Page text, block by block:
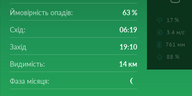
Ймовірність опадів: 63 %
Схід: 06:19
Захід 19:10
Видимість: 14 км
Фаза місяця:
17 %
3.4 м/с
761 мм
88 %